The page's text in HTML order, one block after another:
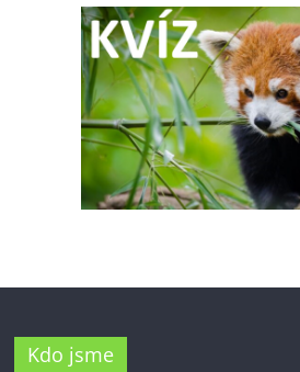
Kdo jsme